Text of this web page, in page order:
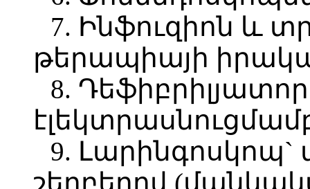
7. Ինֆուզիոն և
թերապիայի
8.
9. Լարինգոսկոպ`
շեղբերով